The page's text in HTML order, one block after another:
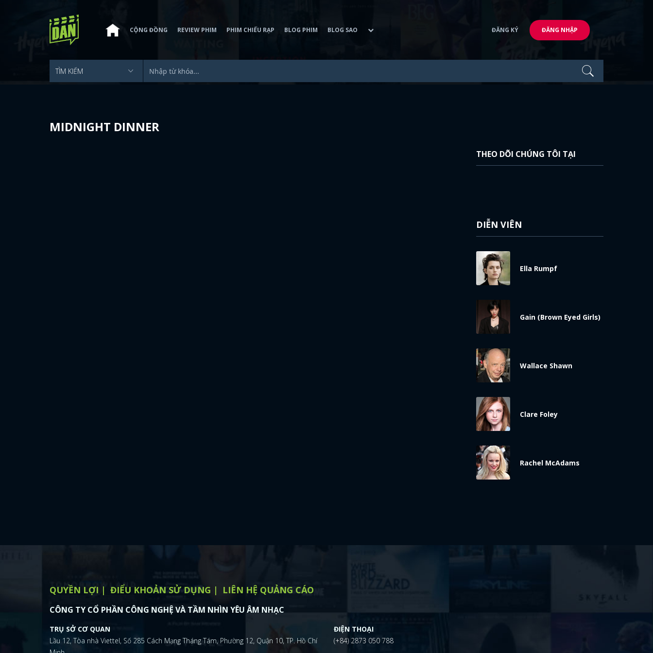
CỘNG ĐỒNG REVIEW PHIM PHIM CHIẾU RẠP BLOG PHIM BLOG SAO ĐĂNG KÝ ĐĂNG NHẬP
MIDNIGHT DINNER
THEO DÕI CHÚNG TÔI TẠI
DIỄN VIÊN
Ella Rumpf
Gain (Brown Eyed Girls)
Wallace Shawn
Clare Foley
Rachel McAdams
QUYỀN LỢI ĐIỂU KHOẢN SỬ DỤNG LIÊN HỆ QUẢNG CÁO
CÔNG TY CỔ PHẦN CÔNG NGHỆ VÀ TẦM NHÌN YÊU ÂM NHẠC
TRỤ SỞ CƠ QUAN
Lầu 12, Tòa nhà Viettel, Số 285 Cách Mạng Tháng Tám, Phường 12, Quận 10, TP. Hồ Chí
ĐIỆN THOẠI
(+84) 2873 050 788